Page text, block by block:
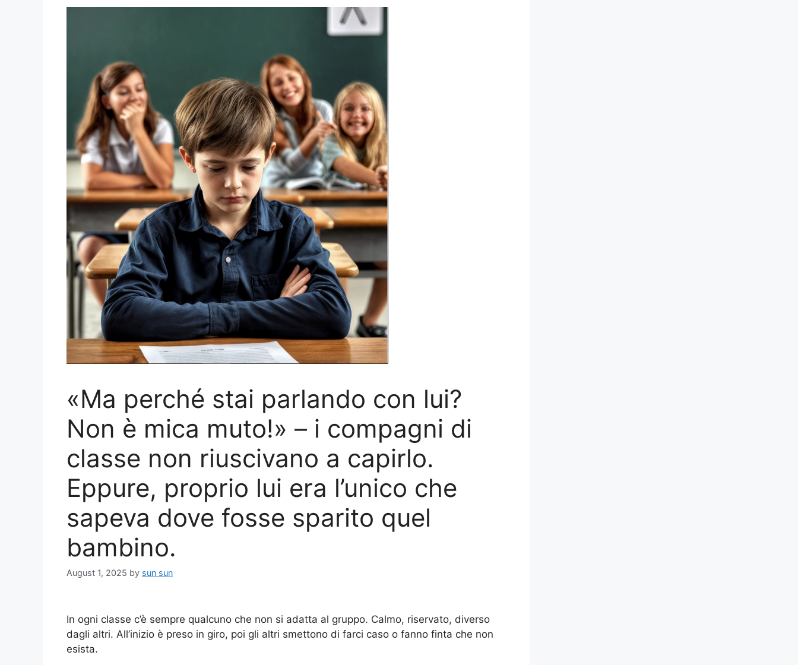
«Ma perché stai parlando con lui?
Non è mica muto!» – i compagni di
classe non riuscivano a capirlo.
Eppure, proprio lui era l’unico che
sapeva dove fosse sparito quel
bambino.
August 1, 2025 by sun sun
In ogni classe c’è sempre qualcuno che non si adatta al gruppo. Calmo, riservato, diverso
dagli altri. All’inizio è preso in giro, poi gli altri smettono di farci caso o fanno finta che non
esista.